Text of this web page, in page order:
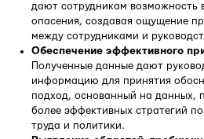
дают сотрудникам возможность
опасения, создавая ощущение
между сотрудниками и
Обеспечение эффективного
Полученные данные дают
информацию для принятия
подход, основанный на данных,
более эффективных стратегий
труда и политики.